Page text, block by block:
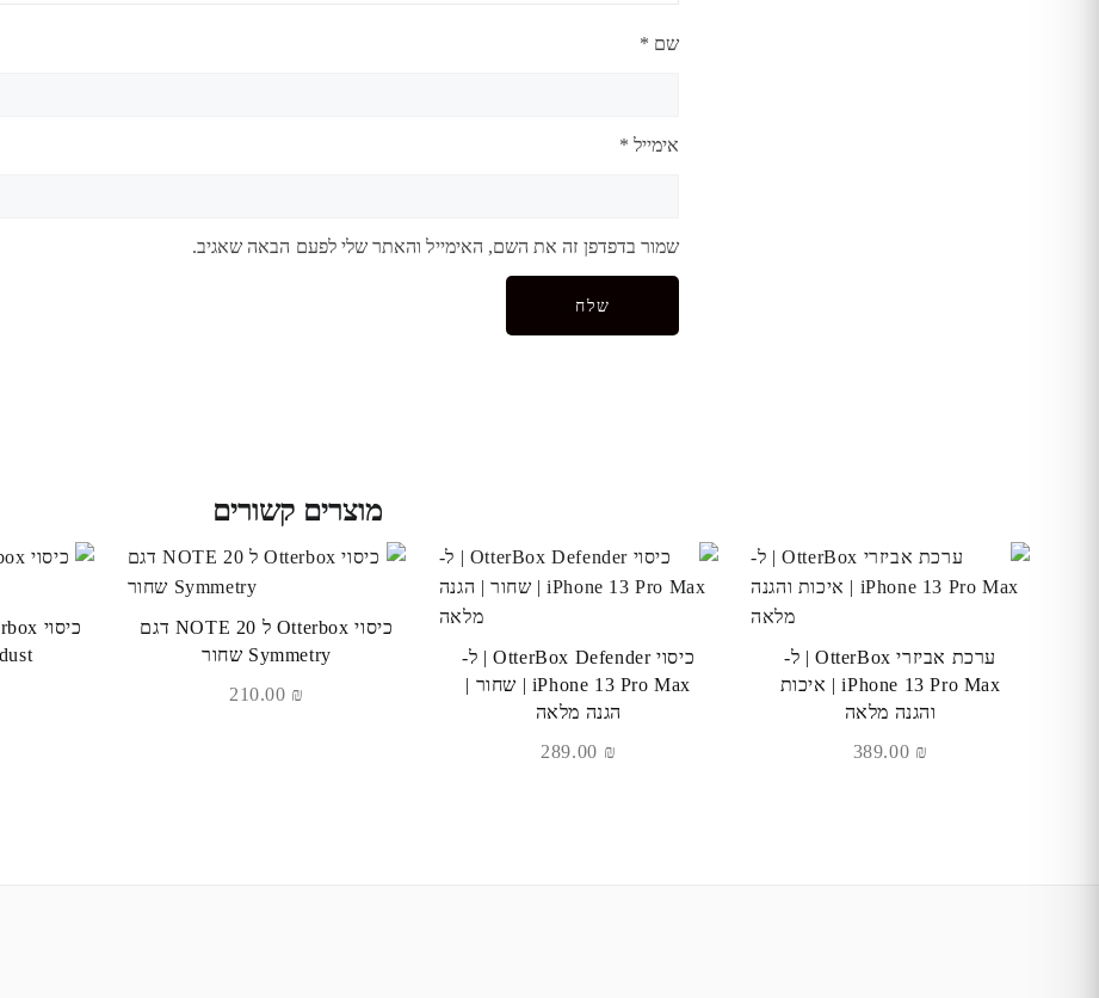
שם *
אימייל *
שמור בדפדפן זה את השם, האימייל והאתר שלי לפעם הבאה שאגיב.
מוצרים קשורים
ערכת אביזרי OtterBox | ל-
iPhone 13 Pro Max | איכות
והגנה מלאה
₪
כיסוי OtterBox Defender | ל-
iPhone 13 Pro Max | שחור |
הגנה מלאה
₪
כיסוי Otterbox ל NOTE 20 דגם
Symmetry שחור
₪